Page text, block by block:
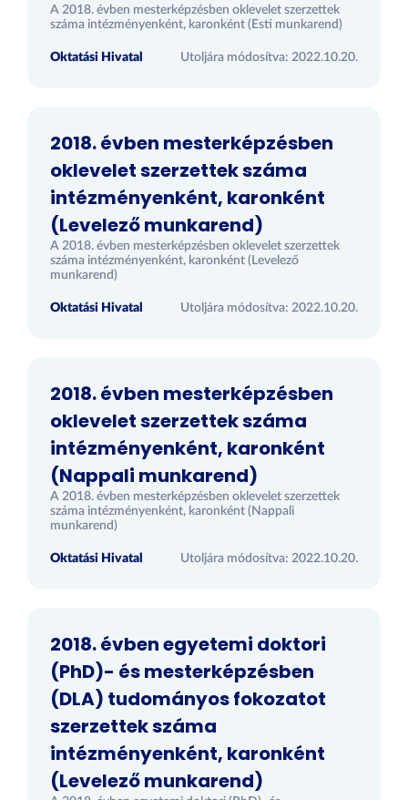
A 2018. évben mesterképzésben oklevelet szerzettek
száma intézményenként, karonként (Esti munkarend)
Oktatási Hivatal Utoljára módosítva: 2022.10.20.
2018. évben mesterképzésben
oklevelet szerzettek száma
intézményenként, karonként
(Levelező munkarend)
A 2018. évben mesterképzésben oklevelet szerzettek
száma intézményenként, karonként (Levelező
munkarend)
Oktatási Hivatal Utoljára módosítva: 2022.10.20.
2018. évben mesterképzésben
oklevelet szerzettek száma
intézményenként, karonként
(Nappali munkarend)
A 2018. évben mesterképzésben oklevelet szerzettek
száma intézményenként, karonként (Nappali
munkarend)
Oktatási Hivatal Utoljára módosítva: 2022.10.20.
2018. évben egyetemi doktori
(PhD)- és mesterképzésben
(DLA) tudományos fokozatot
szerzettek száma
intézményenként, karonként
(Levelező munkarend)